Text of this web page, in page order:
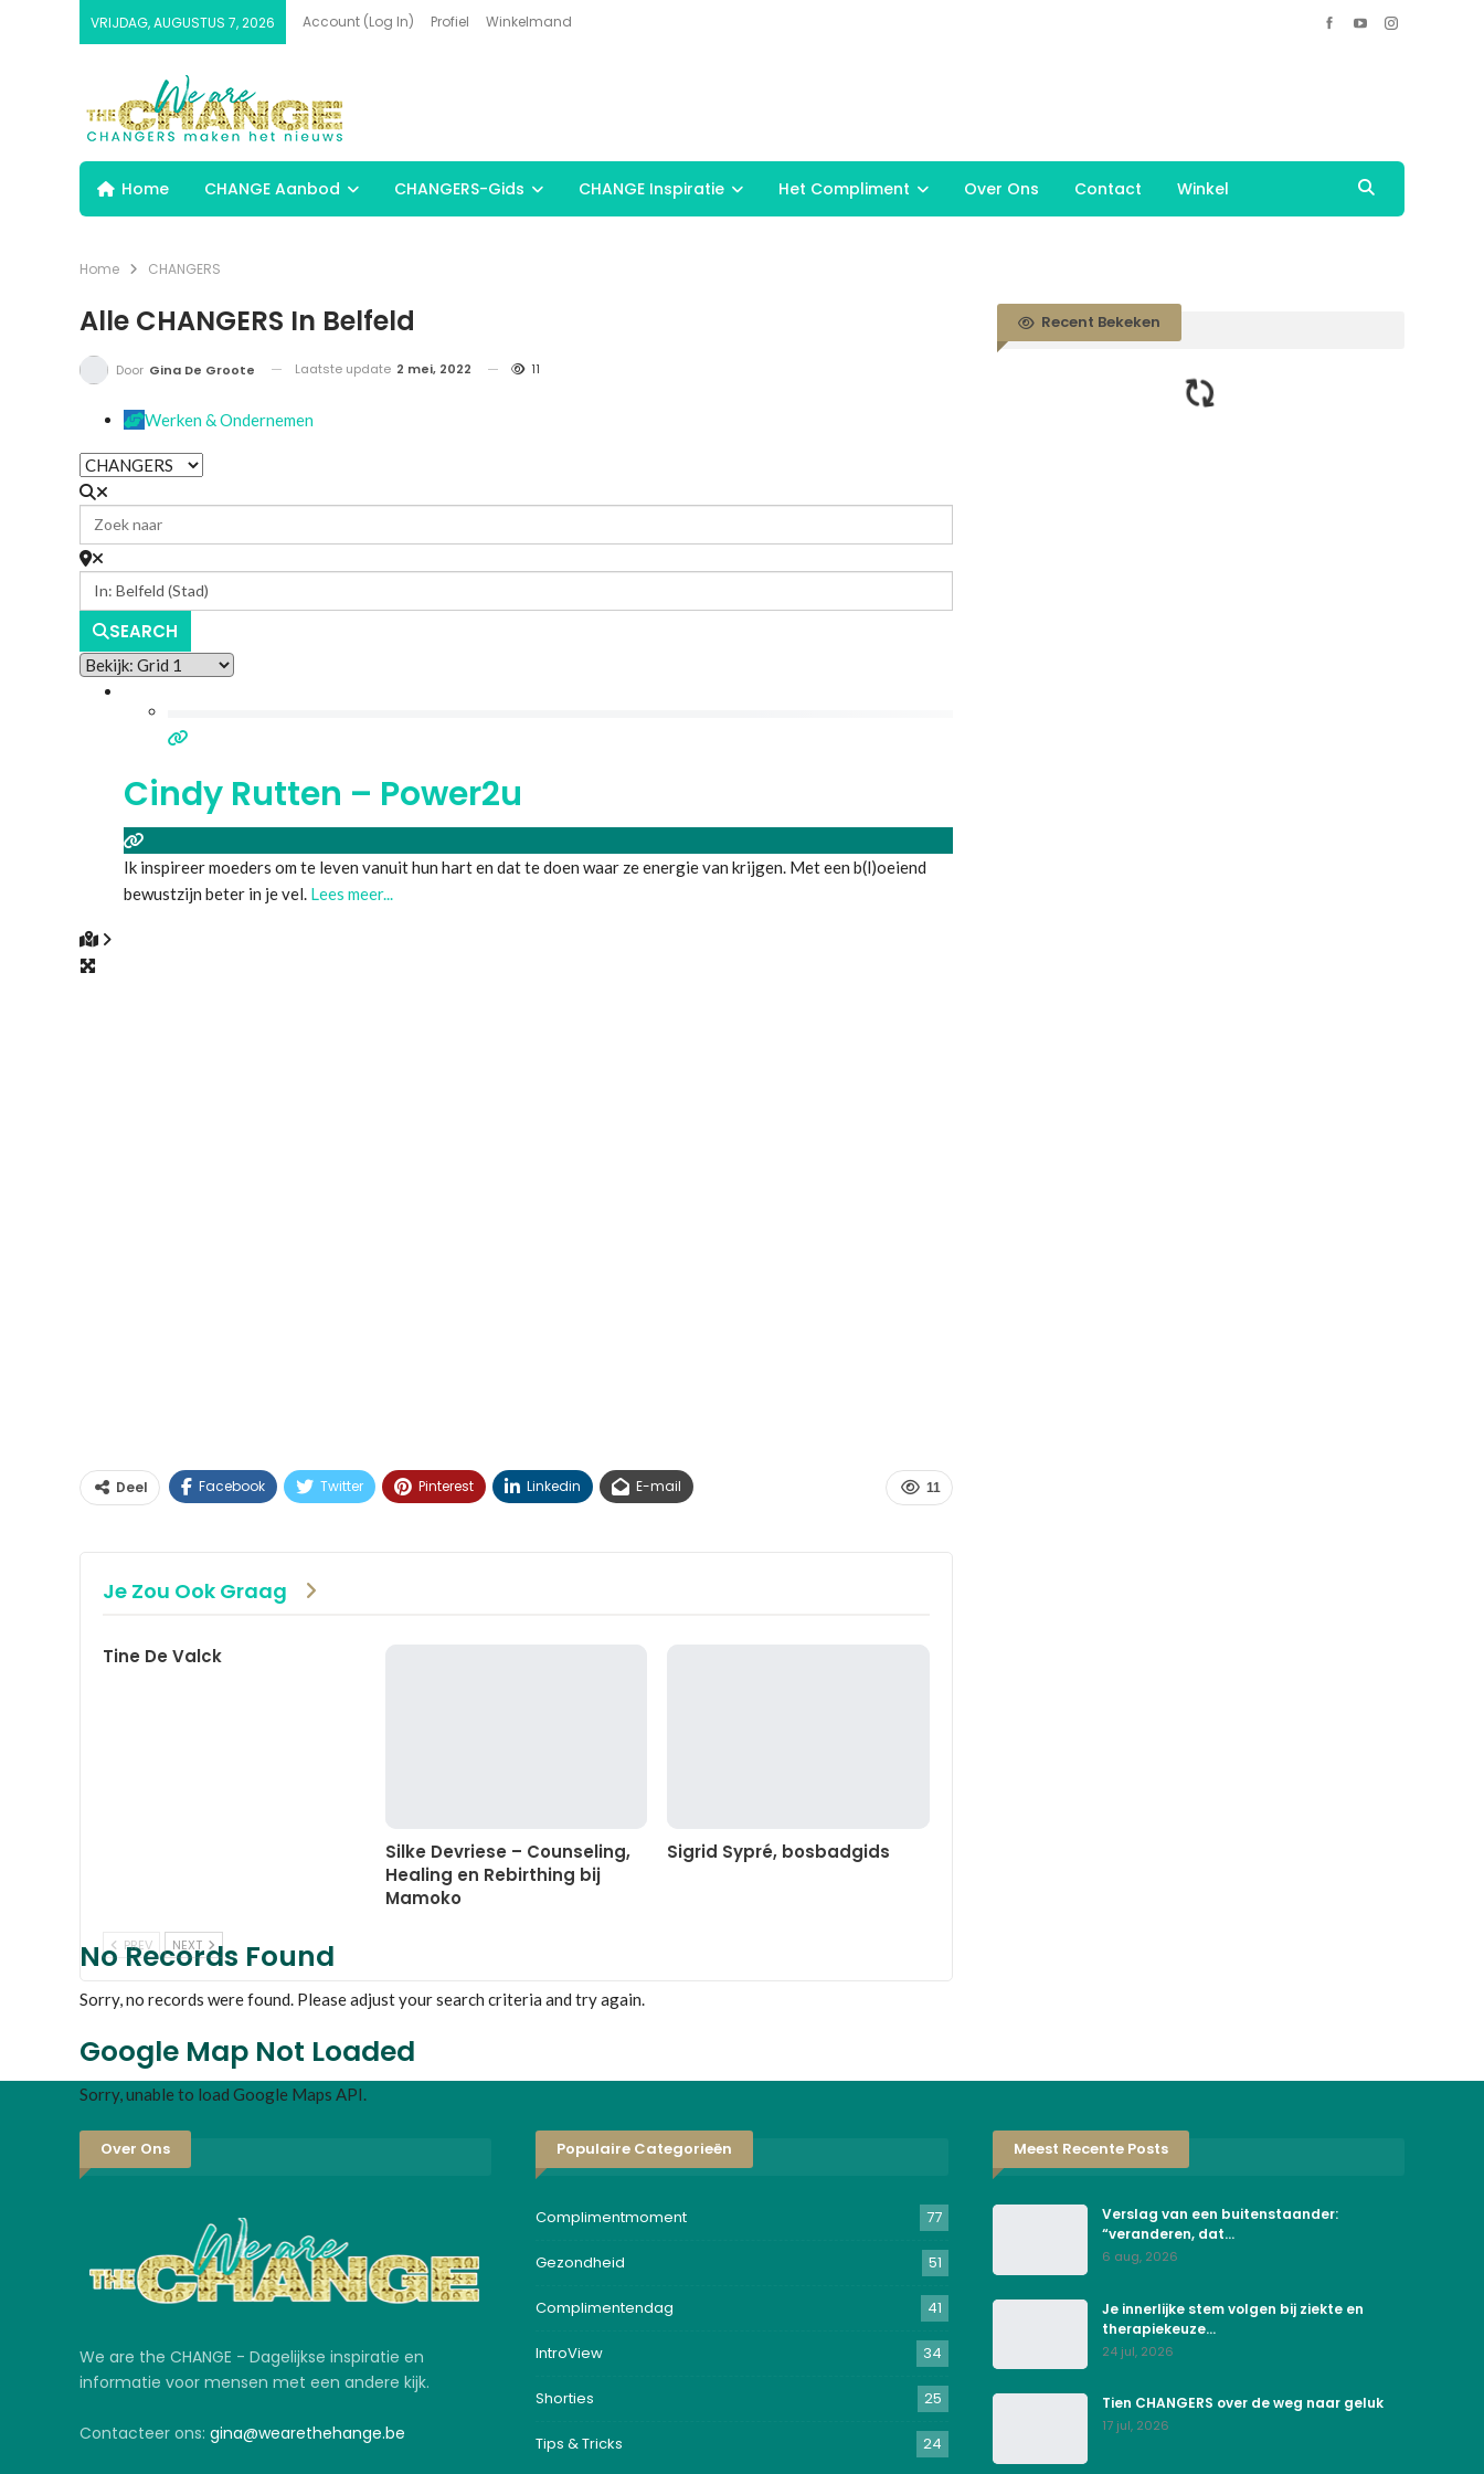
VRIJDAG, AUGUSTUS 7, 2026 Account (Log In) Profiel Winkelmand
Home CHANGE Aanbod CHANGERS-Gids CHANGE Inspiratie Het Compliment Over Ons Contact Winkel
Home CHANGERS
Alle CHANGERS In Belfeld
Door Gina De Groote Laatste update 2 mei, 2022 11
Werken & Ondernemen
SEARCH
Cindy Rutten – Power2u
Ik inspireer moeders om te leven vanuit hun hart en dat te doen waar ze energie van krijgen. Met een b(l)oeiend
bewustzijn beter in je vel. Lees meer...
No Records Found
Sorry, no records were found. Please adjust your search criteria and try again.
Google Map Not Loaded
Sorry, unable to load Google Maps API.
11
Deel Facebook Twitter Pinterest Linkedin E-mail
Je Zou Ook Graag
Tine De Valck
Silke Devriese – Counseling,
Healing en Rebirthing bij
Mamoko
Sigrid Sypré, bosbadgids
PREV NEXT
Recent Bekeken
Over Ons
We are the CHANGE - Dagelijkse inspiratie en
informatie voor mensen met een andere kijk.
Contacteer ons: gina@wearethehange.be
Populaire Categorieën
Complimentmoment 77
Gezondheid 51
Complimentendag 41
IntroView 34
Shorties 25
Tips & Tricks 24
Meest Recente Posts
Verslag van een buitenstaander:
“veranderen, dat…
6 aug, 2026
Je innerlijke stem volgen bij ziekte en
therapiekeuze…
24 jul, 2026
Tien CHANGERS over de weg naar geluk
17 jul, 2026